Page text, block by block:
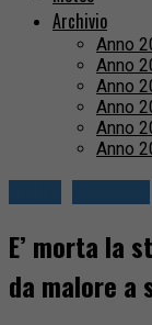
Archivio
Anno
Anno
Anno
Anno
Anno
Anno
E’ morta la
da malore a